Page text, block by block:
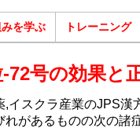
を学ぶ トレーニング
72号の効果と
,イスクラ産業のJPS
れがあるものの次の諸